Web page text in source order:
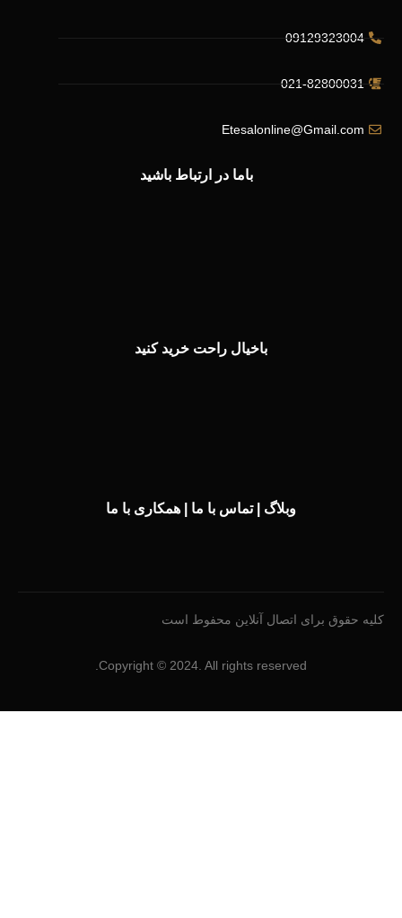
09129323004
021-82800031
Etesalonline@Gmail.com
باما در ارتباط باشید
باخیال راحت خرید کنید
وبلاگ |تماس با ما همکاری با ما
کلیه حقوق برای اتصال آنلاین محفوط است
Copyright © 2024. All rights reserved.